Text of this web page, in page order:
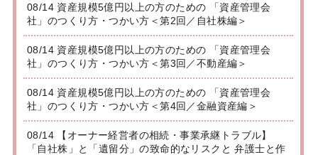
08/14 資産規模5億円以上の方のための 「資産管理会
社」のつくり方・つかい方＜第2回／自社株編＞
08/14 資産規模5億円以上の方のための 「資産管理会
社」のつくり方・つかい方＜第3回／不動産編＞
08/14 資産規模5億円以上の方のための 「資産管理会
社」のつくり方・つかい方＜第4回／金融資産編＞
08/14 【オーナー経営者の相続・事業承継トラブル】
「自社株」と「遺留分」の致命的なリスクと 弁護士と作